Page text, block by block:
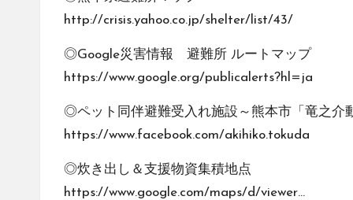
http://crisis.yahoo.co.jp/shelter/list/43/
◎Google災害情報 避難所 ルートマップ
https://www.google.org/publicalerts?hl=ja
◎ペット同伴避難受入れ施設～熊本市「竜之介
https://www.facebook.com/akihiko.tokuda
◎炊き出し＆支援物資集積地点
https://www.google.com/maps/d/viewer…